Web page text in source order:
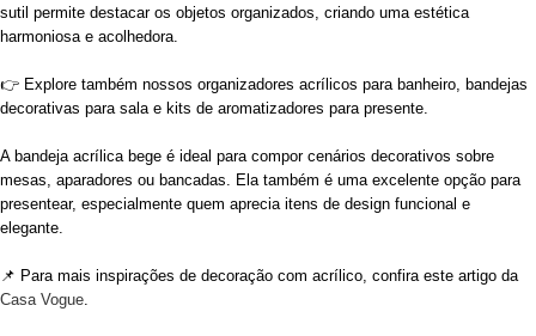
sutil permite destacar os objetos organizados, criando uma estética
harmoniosa e acolhedora.
👉 Explore também nossos organizadores acrílicos para banheiro, bandejas
decorativas para sala e kits de aromatizadores para presente.
A bandeja acrílica bege é ideal para compor cenários decorativos sobre
mesas, aparadores ou bancadas. Ela também é uma excelente opção para
presentear, especialmente quem aprecia itens de design funcional e
elegante.
📌 Para mais inspirações de decoração com acrílico, confira este artigo da
Casa Vogue